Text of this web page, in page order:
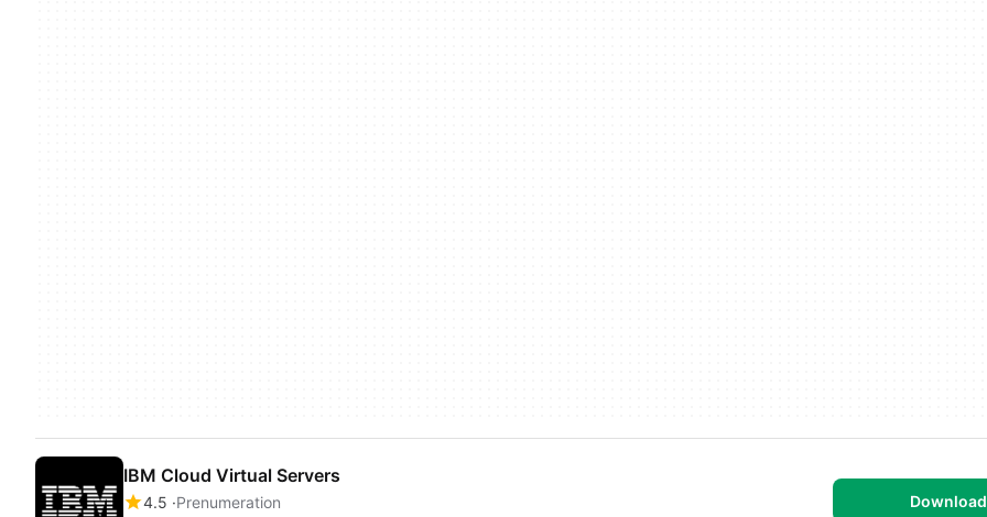
IBM Cloud Virtual Servers
4.5 Prenumeration